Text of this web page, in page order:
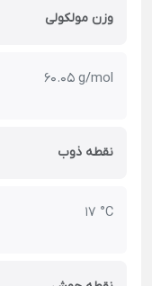
وزن مولکولی
60.05 g/mol
نقطه ذوب
17 °C